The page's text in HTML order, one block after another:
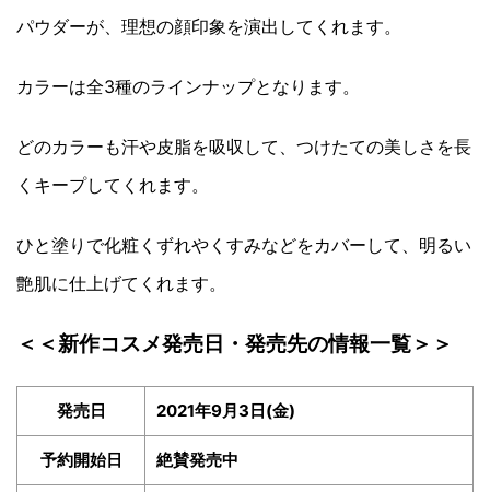
パウダーが、理想の顔印象を演出してくれます。
カラーは全3種のラインナップとなります。
どのカラーも汗や皮脂を吸収して、つけたての美しさを長
くキープしてくれます。
ひと塗りで化粧くずれやくすみなどをカバーして、明るい
艶肌に仕上げてくれます。
＜＜新作コスメ発売日・発売先の情報一覧＞＞
発売日 2021年9月3日(金)
予約開始日 絶賛発売中